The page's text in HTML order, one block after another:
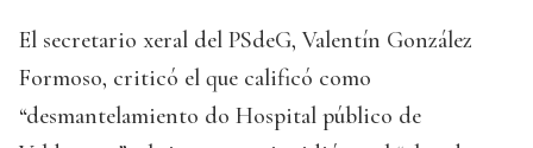
El secretario xeral del PSdeG, Valentín González
Formoso, criticó el que calificó como
“desmantelamiento do Hospital público de